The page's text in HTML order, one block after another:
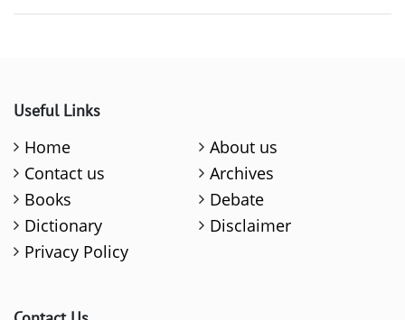
Useful Links
Home
About us
Contact us
Archives
Books
Debate
Dictionary
Disclaimer
Privacy Policy